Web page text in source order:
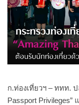
ก.ท่องเที่ยวฯ – ททท.
Passport